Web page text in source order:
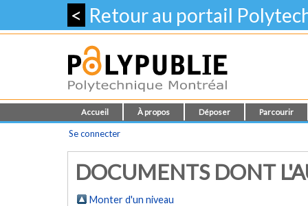
< Retour au portail
Accueil À propos Déposer Parcourir
Se connecter
DOCUMENTS DONT
Monter d'un niveau